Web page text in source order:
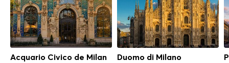
Acquario Civico de Milan Duomo di Milano